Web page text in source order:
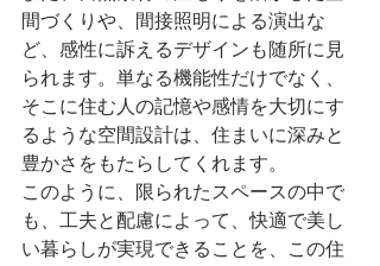
間づくりや、間接照明による演出な
ど、感性に訴えるデザインも随所に見
られます。単なる機能性だけでなく、
そこに住む人の記憶や感情を大切にす
るような空間設計は、住まいに深みと
豊かさをもたらしてくれます。
このように、限られたスペースの中で
も、工夫と配慮によって、快適で美し
い暮らしが実現できることを、この住